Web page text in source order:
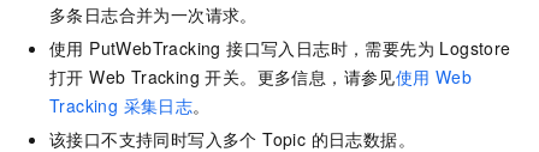
多条日志合并为一次请求。
使用 PutWebTracking 接口写入日志时，需要先为 Logstore
打开 Web Tracking 开关。更多信息，请参见使用 Web
Tracking 采集日志。
该接口不支持同时写入多个 Topic 的日志数据。